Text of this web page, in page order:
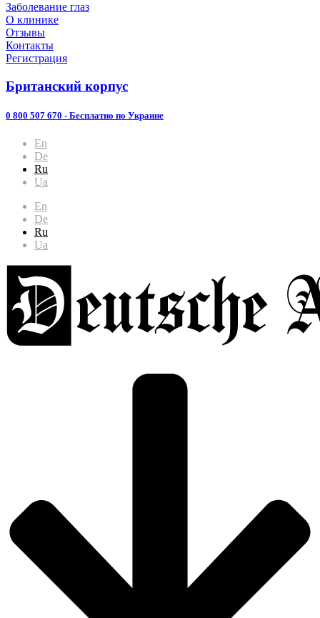
Заболевание глаз
О клинике
Отзывы
Контакты
Регистрация
Британский корпус
0 800 507 670 - Бесплатно по Украине
En
De
Ru
Ua
En
De
Ru
Ua